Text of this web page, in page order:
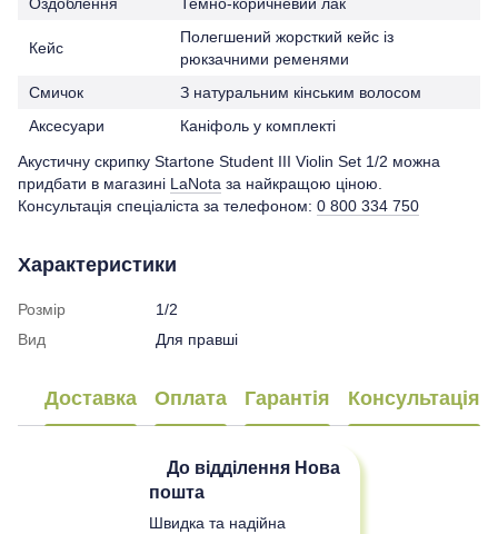
Кейс
Полегшений жорсткий кейс із
рюкзачними ременями
Смичок
З натуральним кінським волосом
Аксесуари
Каніфоль у комплекті
Акустичну скрипку Startone Student III Violin Set 1/2 можна
придбати в магазині LaNota за найкращою ціною.
Консультація спеціаліста за телефоном: 0 800 334 750
Характеристики
Розмір
1/2
Вид
Для правші
Доставка Оплата Гарантія Консультація
До відділення Нова
пошта
Швидка та надійна